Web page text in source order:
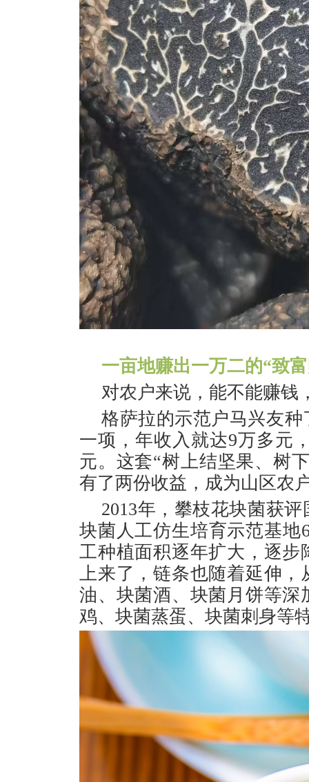
一亩地赚出一万二的“致
对农户来说，能不能赚
格萨拉的示范户马兴友
一项，年收入就达9万多元
元。这套“树上结坚果、树
有了两份收益，成为山区农
2013年，攀枝花块菌获
块菌人工仿生培育示范基地
工种植面积逐年扩大，逐
上来了，链条也随着延伸
油、块菌酒、块菌月饼等
鸡、块菌蒸蛋、块菌刺身